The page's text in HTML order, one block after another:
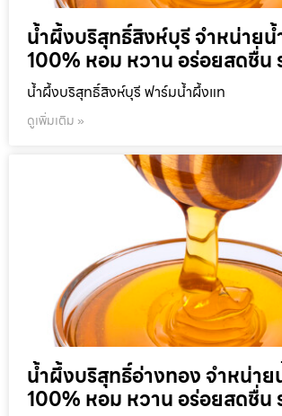
น้ำผึ้งบริสุทธิ์สิงห์บุรี จำหน่าย
100% หอม หวาน อร่อยสดชื่น
น้ำผึ้งบริสุทธิ์สิงห์บุรี ฟาร์มน้ำผึ้งแท
ดูเพิ่มเติม »
น้ำผึ้งบริสุทธิ์อ่างทอง จำหน่า
100% หอม หวาน อร่อยสดชื่น